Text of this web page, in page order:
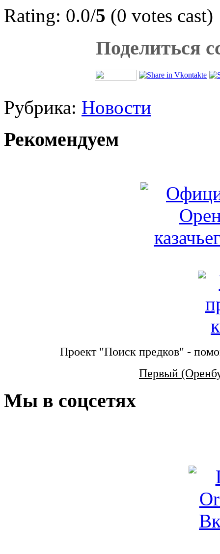
Rating: 0.0/5 (0 votes cast)
Поделиться
Рубрика: Новости
Рекомендуем
Проект "Поиск предков" -
Первый
Мы в соцсетях